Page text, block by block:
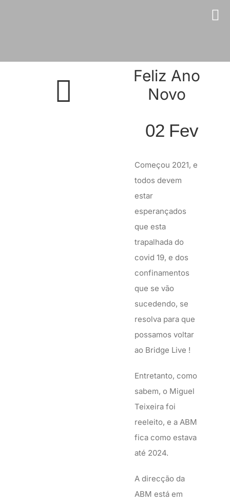
Feliz Ano
Novo
02 Fev
Começou 2021, e
todos devem
estar
esperançados
que esta
trapalhada do
covid 19, e dos
confinamentos
que se vão
sucedendo, se
resolva para que
possamos voltar
ao Bridge Live !
Entretanto, como
sabem, o Miguel
Teixeira foi
reeleito, e a ABM
fica como estava
até 2024.
A direcção da
ABM está em